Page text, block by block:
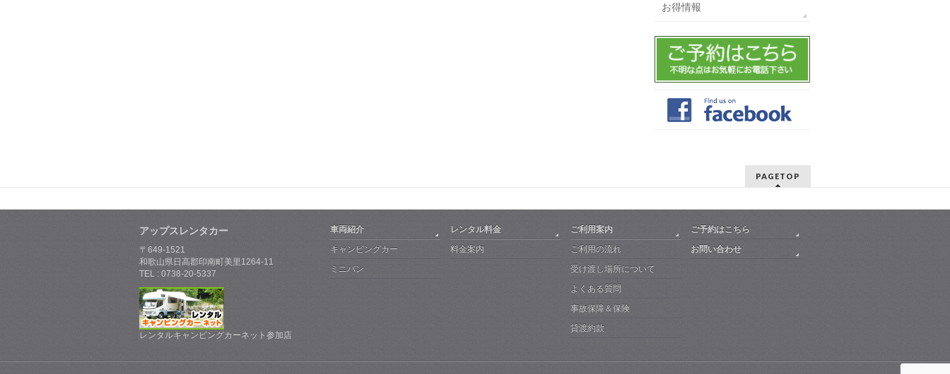
お得情報
PAGETOP
アップスレンタカー
〒649-1521
和歌山県日高郡印南町美里1264-11
TEL : 0738-20-5337
レンタルキャンピングカーネット参加店
車両紹介
キャンピングカー
ミニバン
レンタル料金
料金案内
ご利用案内
ご利用の流れ
受け渡し場所について
よくある質問
事故保障＆保険
貸渡約款
ご予約はこちら
お問い合わせ